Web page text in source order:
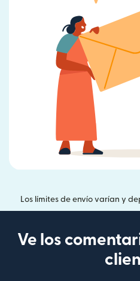
Los límites de envío varían y
Ve los